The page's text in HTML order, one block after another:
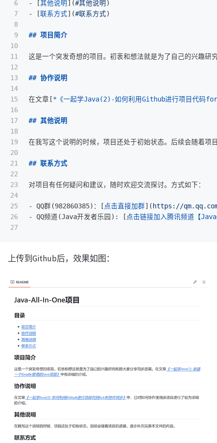
6
7
8
9
10
11
12
13
14
15
16
17
18
19
20
21
22
23
24
25
26
- [其他说明 ](#其他说明 )
-
[联系方式](#联系方式)
## 项目简介
这是一个突发奇想的项目。初衷和想法就是为了自己的兴趣研
## 协作说明
在文章 [*《一起学Java(2)-如何利用Github进行项目代码
## 其他说明
在我写这个说明的时候，项目还处于初始状态。后续会随着项
## 联系方式
- QQ群(982860385)： [ 点击直接加群]( https://
-
QQ频道(Java开发者乐园): [ 点击链接加入腾讯频道【
上传到Github后，效果如图：